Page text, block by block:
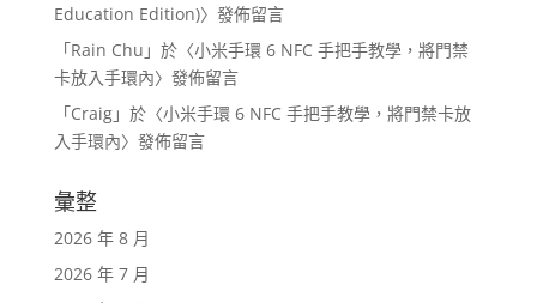
Education Edition)〉發佈留言
「Rain Chu 」於〈小米手環 6 NFC 手把手教學，將門禁
卡放入手環內〉發佈留言
「Craig」於〈小米手環 6 NFC 手把手教學，將門禁卡放
入手環內〉發佈留言
彙整
2026 年 8 月
2026 年 7 月